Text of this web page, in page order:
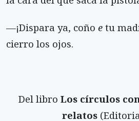
—¡Dispara ya, coño e tu
cierro los ojos.
Del libro Los círculos
relatos